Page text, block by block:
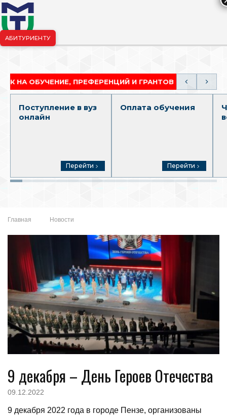
АБИТУРИЕНТУ
ПРЕФЕРЕНЦИЙ И ГРАНТОВ
Поступление в вуз
онлайн
Перейти
Оплата обучения
Перейти
Главная Новости
9 декабря – День Героев Отечества
09.12.2022
9 декабря 2022 года в городе Пензе, организованы